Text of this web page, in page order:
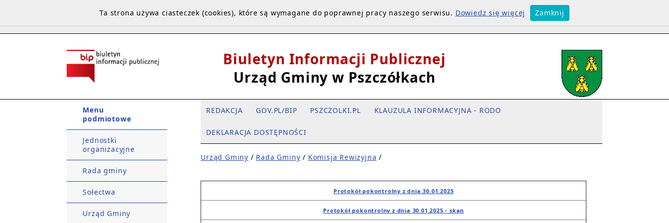
Biuletyn Informacji Publicznej
Urząd Gminy w Pszczółkach
Menu
podmiotowe
Jednostki
organizacyjne
Rada gminy
Sołectwa
Urząd Gminy
REDAKCJA GOV.PL/BIP PSZCZOLKI.PL KLAUZULA INFORMACYJNA - RODO
DEKLARACJA DOSTĘPNOŚCI
Urząd Gminy / Rada Gminy / Komisja Rewizyjna /
Protokół pokontrolny z dnia 30.01.2025
Protokół pokontrolny z dnia 30.01.2025 - skan
Ta strona używa ciasteczek (cookies), które są wymagane do poprawnej pracy naszego serwisu. Dowiedz się więcej Zamknij